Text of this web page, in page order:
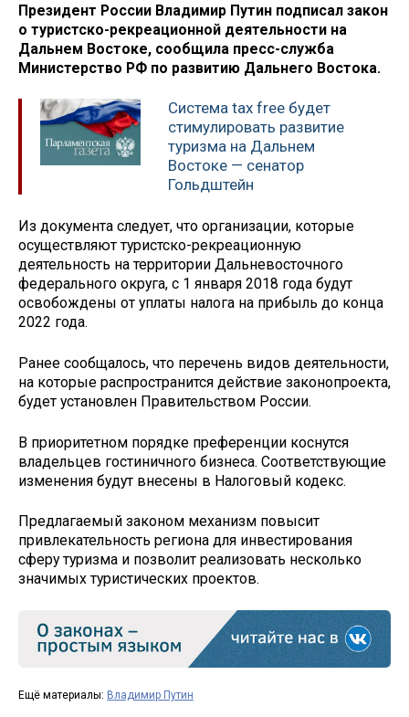
Президент России Владимир Путин подписал закон
о туристско-рекреационной деятельности на
Дальнем Востоке, сообщила пресс-служба
Министерство РФ по развитию Дальнего Востока.
Система tax free будет
стимулировать развитие
туризма на Дальнем
Востоке — сенатор
Гольдштейн
Из документа следует, что организации, которые
осуществляют туристско-рекреационную
деятельность на территории Дальневосточного
федерального округа, с 1 января 2018 года будут
освобождены от уплаты налога на прибыль до конца
2022 года.
Ранее сообщалось, что перечень видов деятельности,
на которые распространится действие законопроекта,
будет установлен Правительством России.
В приоритетном порядке преференции коснутся
владельцев гостиничного бизнеса. Соответствующие
изменения будут внесены в Налоговый кодекс.
Предлагаемый законом механизм повысит
привлекательность региона для инвестирования
сферу туризма и позволит реализовать несколько
значимых туристических проектов.
Ещё материалы: Владимир Путин